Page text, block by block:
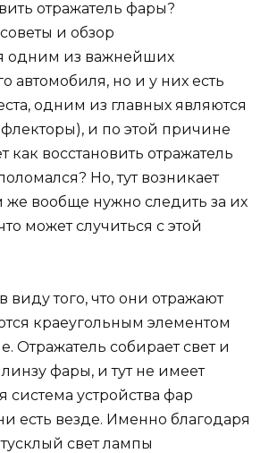
одним из важнейших
автомобиля, но и у них есть
одним из главных являются
и по этой причине
как восстановить отражатель
Но, тут возникает
же вообще нужно следить за их
может случиться с этой
виду того, что они отражают
краеугольным элементом
Отражатель собирает свет и
фары, и тут не имеет
система устройства фар
есть везде. Именно благодаря
свет лампы